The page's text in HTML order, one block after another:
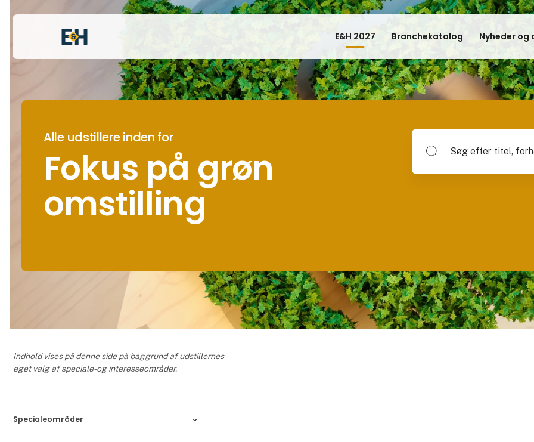
E&H 2027 Branchekatalog Nyheder og
Alle udstillere inden for
Fokus på grøn
omstilling
Søg efter titel,
Indhold vises på denne side på baggrund af udstillernes
eget valg af speciale- og interesseområder.
Specialeområder